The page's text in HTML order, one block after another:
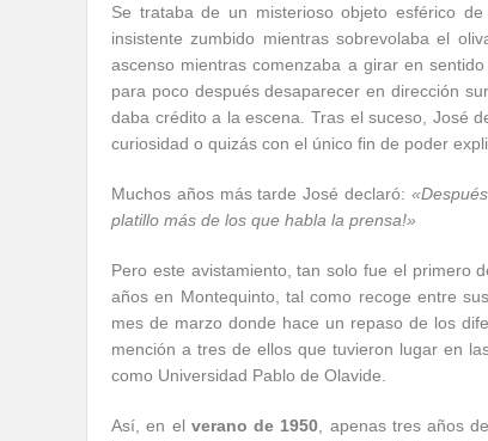
Se trataba de un misterioso objeto esférico
insistente zumbido mientras sobrevolaba el
ascenso mientras comenzaba a girar en
para poco después desaparecer en dirección
daba crédito a la escena. Tras el suceso, José
curiosidad o quizás con el único fin de poder
Muchos años más tarde José declaró:
platillo más de los que habla la prensa!»
Pero este avistamiento, tan solo fue el primero
años en Montequinto, tal como recoge entre
mes de marzo donde hace un repaso de los
mención a tres de ellos que tuvieron lugar en
como Universidad Pablo de Olavide.
Así, en el verano de 1950 , apenas tres años